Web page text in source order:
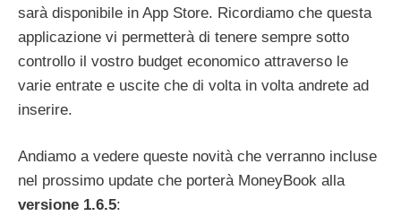
sarà disponibile in App Store. Ricordiamo che questa
applicazione vi permetterà di tenere sempre sotto
controllo il vostro budget economico attraverso le
varie entrate e uscite che di volta in volta andrete ad
inserire.
Andiamo a vedere queste novità che verranno incluse
nel prossimo update che porterà MoneyBook alla
versione 1.6.5: